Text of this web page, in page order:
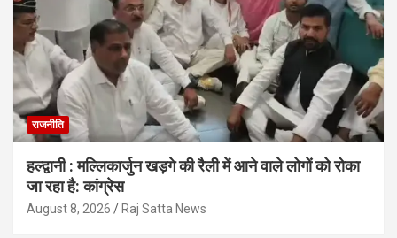
राजनीति
हल्द्वानी : मल्लिकार्जुन खड़गे की रैली में आने वाले लोगों को रोका
जा रहा है: कांग्रेस
August 8, 2026 Raj Satta News